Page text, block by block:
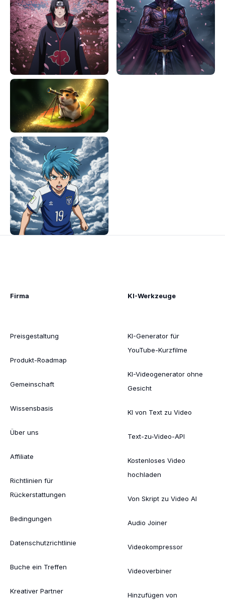
Firma
Preisgestaltung
Produkt-Roadmap
Gemeinschaft
Wissensbasis
Über uns
Affiliate
Richtlinien für
Rückerstattungen
Bedingungen
Datenschutzrichtlinie
Buche ein Treffen
Kreativer Partner
KI-Werkzeuge
KI-Generator für
YouTube-Kurzfilme
KI-Videogenerator ohne
Gesicht
KI von Text zu Video
Text-zu-Video-API
Kostenloses Video
hochladen
Von Skript zu Video AI
Audio Joiner
Videokompressor
Videoverbiner
Hinzufügen von